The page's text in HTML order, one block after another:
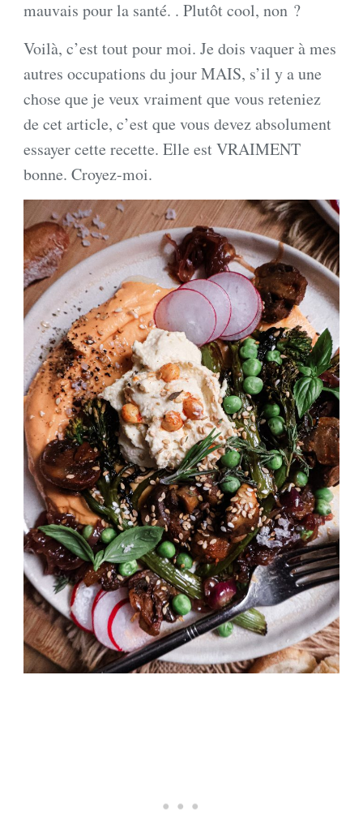
mauvais pour la santé. . Plutôt cool, non ?
Voilà, c’est tout pour moi. Je dois vaquer à mes
autres occupations du jour MAIS, s’il y a une
chose que je veux vraiment que vous reteniez
de cet article, c’est que vous devez absolument
essayer cette recette. Elle est VRAIMENT
bonne. Croyez-moi.